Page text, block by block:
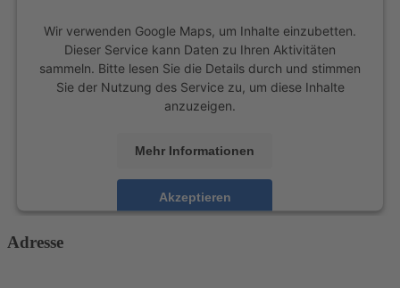
Wir verwenden Google Maps, um Inhalte einzubetten.
Dieser Service kann Daten zu Ihren Aktivitäten
sammeln. Bitte lesen Sie die Details durch und stimmen
Sie der Nutzung des Service zu, um diese Inhalte
anzuzeigen.
Mehr Informationen
Akzeptieren
Adresse